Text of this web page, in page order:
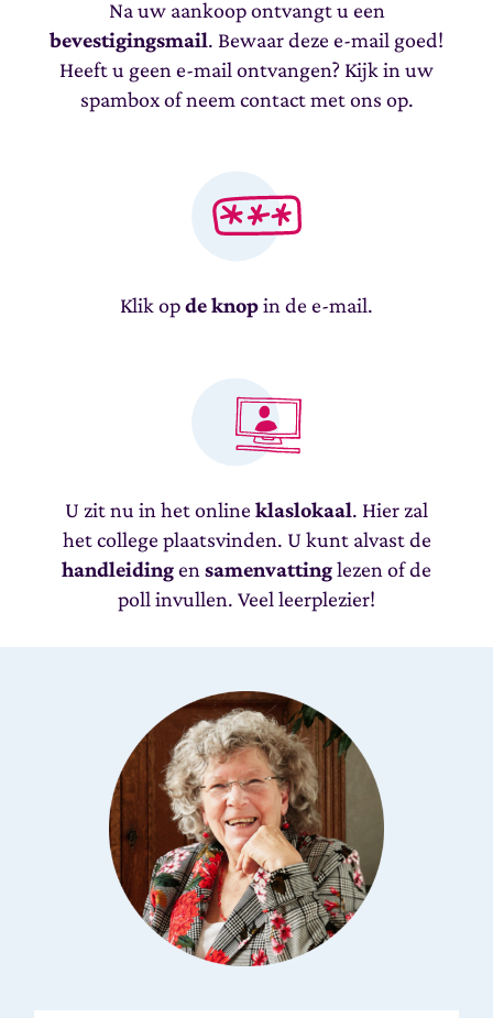
Na uw aankoop ontvangt u een
bevestigingsmail. Bewaar deze e-mail goed!
Heeft u geen e-mail ontvangen? Kijk in uw
spambox of neem contact met ons op.
Klik opde knopin de e-mail.
U zit nu in het online klaslokaal. Hier zal
het college plaatsvinden. U kunt alvast de
handleidingen samenvattinglezen of de
poll invullen. Veel leerplezier!